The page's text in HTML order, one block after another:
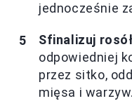
jednocześnie
Sfinalizuj
odpowiedniej
przez sitko,
mięsa i